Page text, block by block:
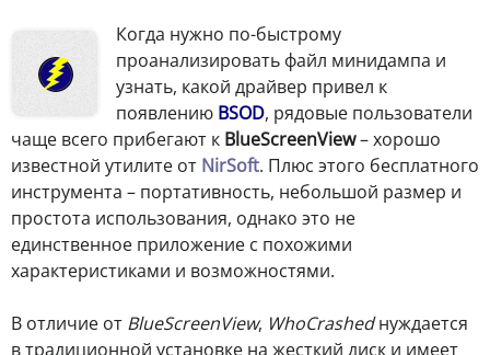
Когда нужно по-быстрому
проанализировать файл минидампа и
узнать, какой драйвер привел к
появлению BSOD, рядовые пользователи
чаще всего прибегают к BlueScreenView– хорошо
известной утилите от NirSoft. Плюс этого бесплатного
инструмента – портативность, небольшой размер и
простота использования, однако это не
единственное приложение с похожими
характеристиками и возможностями.
В отличие от BlueScreenView, WhoCrashedнуждается
в традиционной установке на жесткий диск и имеет